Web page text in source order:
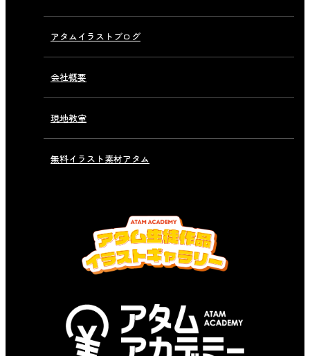
アタムイラストブログ
会社概要
現地教室
無料イラスト素材アタム